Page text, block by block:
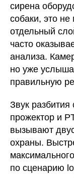
сирена
собаки, это
отдельный
часто
анализа.
но уже
правильную
Звук разбития
прожектор и
вызывают
охраны.
по сценарию